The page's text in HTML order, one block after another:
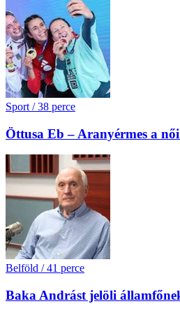
Sport / 38 perce
Öttusa Eb – Aranyérmes a
Belföld / 41 perce
Baka Andrást jelöli